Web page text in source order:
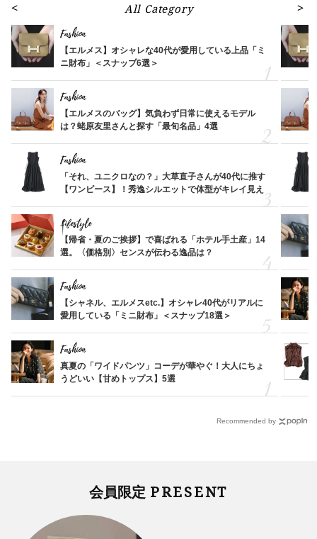
All Category
Fashion
【エルメス】オシャレな40代が愛用している上品「ミ
ニ財布」＜スナップ6選＞
Fashion
【エルメスのバッグ】気負わず日常に使えるモデル
は？蛯原友里さんと探す「最旬名品」4選
Fashion
「それ、ユニクロなの？」大草直子さんが40代に推す
【ワンピース】！秀逸シルエットで体型がキレイ見え
Lifestyle
【帰省・夏のご挨拶】で喜ばれる「ホテル手土産」14
選。〈価格別〉センスが伝わる逸品は？
Fashion
【シャネル、エルメスetc.】オシャレ40代がリアルに
愛用している「ミニ財布」＜スナップ18選＞
Fashion
真夏の「ワイドパンツ」コーデが華やぐ！大人にちょ
うどいい【甘めトップス】5選
Recommended by
会員限定 PRESENT